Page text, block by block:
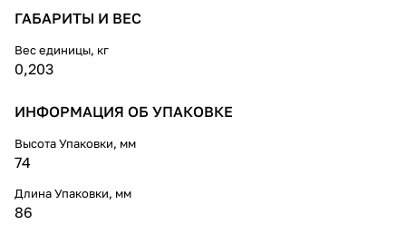
ГАБАРИТЫ И ВЕС
Вес единицы, кг
0,203
ИНФОРМАЦИЯ ОБ УПАКОВКЕ
Высота Упаковки, мм
74
Длина Упаковки, мм
86